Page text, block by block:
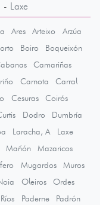
- Laxe
Ares Arteixo
Arzúa
Boiro
Boqueixón
Camariñas
Carnota
Carral
Cesuras
Coirós
Dodro
Dumbría
Laracha, A
Laxe
Mañón
Mazaricos
Mugardos
Muros
Oleiros
Ordes
Paderne
Padrón